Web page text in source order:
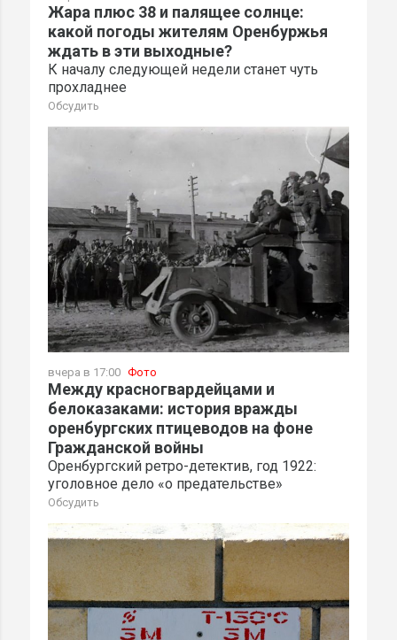
Жара плюс 38 и палящее солнце:
какой погоды жителям Оренбуржья
ждать в эти выходные?
К началу следующей недели станет чуть
прохладнее
Обсудить
вчера в 17:00 Фото
Между красногвардейцами и
белоказаками: история вражды
оренбургских птицеводов на фоне
Гражданской войны
Оренбургский ретро-детектив, год 1922:
уголовное дело «о предательстве»
Обсудить